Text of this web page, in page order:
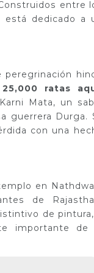
entre
está dedicado a
ratas
Mata, un
guerrera Durga.
con una
en
de
de
importante de